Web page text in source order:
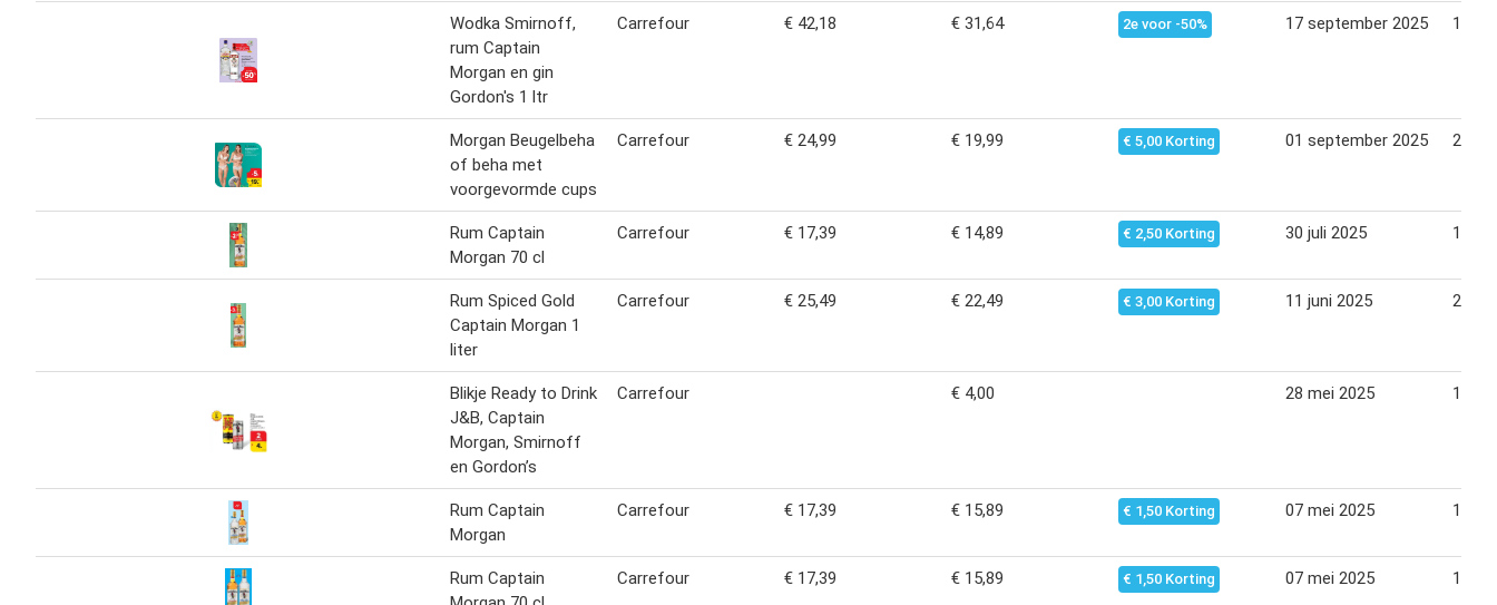
Wodka Smirnoff,
rum Captain
Morgan en gin
Gordon's 1 ltr
Carrefour € 42,18 € 31,64 2e voor -50% 17 september 2025 13
Morgan Beugelbeha
of beha met
voorgevormde cups
Carrefour € 24,99 € 19,99 € 5,00 Korting 01 september 2025 29
Rum Captain
Morgan 70 cl
Carrefour € 17,39 € 14,89 € 2,50 Korting 30 juli 2025 11
Rum Spiced Gold
Captain Morgan 1
liter
Carrefour € 25,49 € 22,49 € 3,00 Korting 11 juni 2025 23
Blikje Ready to Drink
J&B, Captain
Morgan, Smirnoff
en Gordon’s
Carrefour € 4,00 28 mei 2025 10
Rum Captain
Morgan
Carrefour € 17,39 € 15,89 € 1,50 Korting 07 mei 2025 13
Rum Captain
Carrefour € 17,39 € 15,89 € 1,50 Korting 07 mei 2025 19